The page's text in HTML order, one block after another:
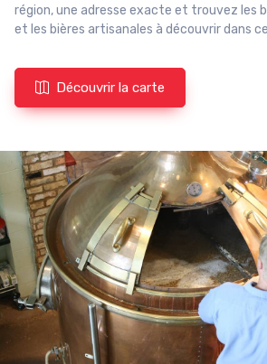
région, une adresse exacte et trouvez les
et les bières artisanales à découvrir dans
Découvrir la carte